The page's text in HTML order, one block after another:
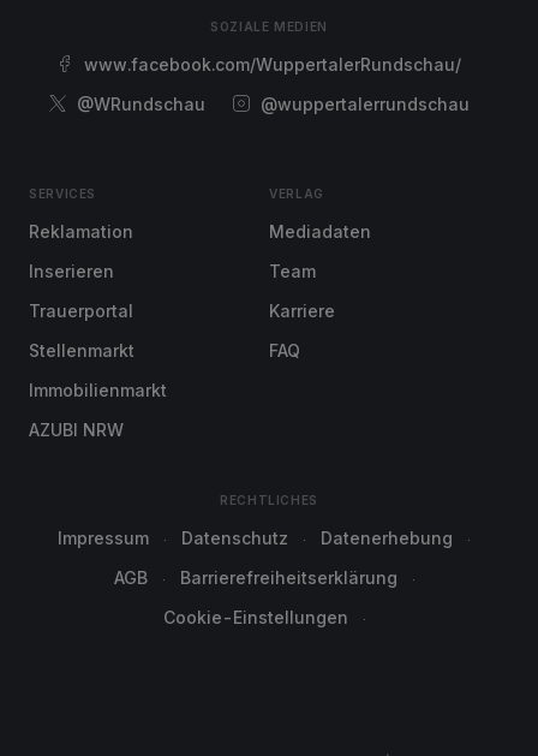
SOZIALE MEDIEN
www.facebook.com/WuppertalerRundschau/
@WRundschau
@wuppertalerrundschau
SERVICES
Reklamation
Inserieren
Trauerportal
Stellenmarkt
Immobilienmarkt
AZUBI NRW
VERLAG
Mediadaten
Team
Karriere
FAQ
RECHTLICHES
Impressum Datenschutz
Datenerhebung
AGB
Barrierefreiheitserklärung
Cookie-Einstellungen